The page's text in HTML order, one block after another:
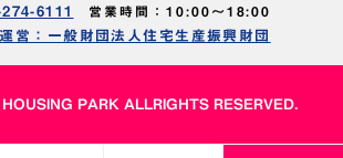
6111 営業時間：10:00～18:00
営：一般財団法人住宅生産振興財団
PARK ALLRIGHTS RESERVED.